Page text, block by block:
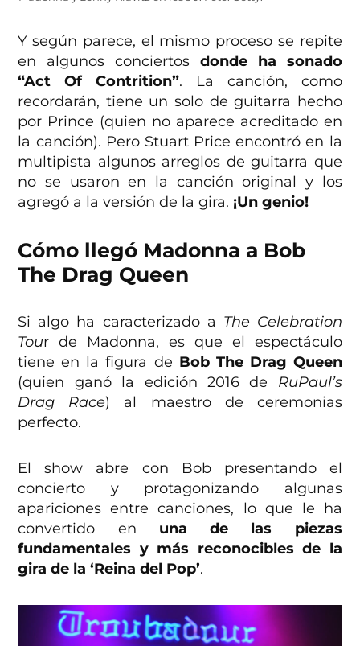
Y según parece, el mismo proceso se repite
en algunos conciertos donde ha sonado
“Act Of Contrition”. La canción, como
recordarán, tiene un solo de guitarra hecho
por Prince (quien no aparece acreditado en
la canción). Pero Stuart Price encontró en la
multipista algunos arreglos de guitarra que
no se usaron en la canción original y los
agregó a la versión de la gira. ¡Un genio!
Cómo llegó Madonna a Bob
The Drag Queen
Si algo ha caracterizado a The Celebration
Tour de Madonna, es que el espectáculo
tiene en la figura de Bob The Drag Queen
(quien ganó la edición 2016 de RuPaul’s
Drag Race) al maestro de ceremonias
perfecto.
El show abre con Bob presentando el
concierto y protagonizando algunas
apariciones entre canciones, lo que le ha
convertido en una de las piezas
fundamentales y más reconocibles de la
gira de la ‘Reina del Pop’.